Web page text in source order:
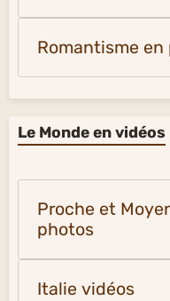
Romantisme en
Le Monde en vidéos
Proche et
photos
Italie vidéos